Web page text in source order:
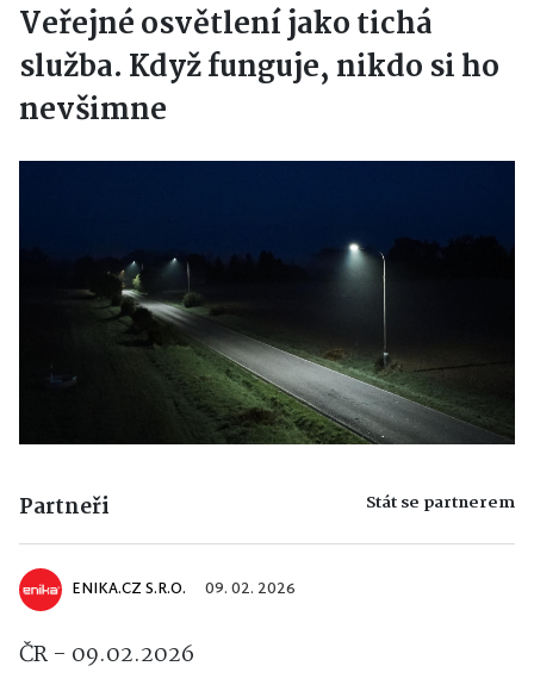
Veřejné osvětlení jako tichá
služba. Když funguje, nikdo si ho
nevšimne
Partneři Stát se partnerem
ENIKA.CZ S.R.O. 09. 02. 2026
ČR - 09.02.2026